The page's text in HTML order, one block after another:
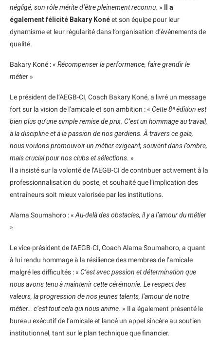
négligé, son rôle mérite d’être pleinement reconnu. »
Il a
également félicité Bakary Konéet son équipe pour leur
dynamisme et leur régularité dans l’organisation d’événements de
qualité.
Bakary Koné : « Récompenser la performance, faire grandir le
métier »
Le président de l’AEGB-CI, Coach Bakary Koné, a livré un message
fort sur la vision de l’amicale et son ambition : « Cette 8ᵉ édition est
bien plus qu’une simple remise de prix. C’est un hommage au travail,
à la discipline et à la passion de nos gardiens. À travers ce gala,
nous voulons promouvoir un métier exigeant, souvent dans l’ombre,
mais crucial pour nos clubs et sélections. »
Il a insisté sur la volonté de l’AEGB-CI de contribuer activement à la
professionnalisation du poste, et souhaité que l’implication des
entraîneurs soit mieux valorisée par les institutions.
Alama Soumahoro : « Au-delà des obstacles, il y a l’amour du métier
»
Le vice-président de l’AEGB-CI, Coach Alama Soumahoro, a quant
à lui rendu hommage à la résilience des membres de l’amicale
malgré les difficultés : « C’est avec passion et détermination que
nous avons tenu à maintenir cette cérémonie. Le respect des
valeurs, la progression de nos jeunes talents, l’amour de notre
métier… c’est tout cela qui nous anime. » Il a également présenté le
bureau exécutif de l’amicale et lancé un appel sincère au soutien
institutionnel, tant sur le plan technique que financier.